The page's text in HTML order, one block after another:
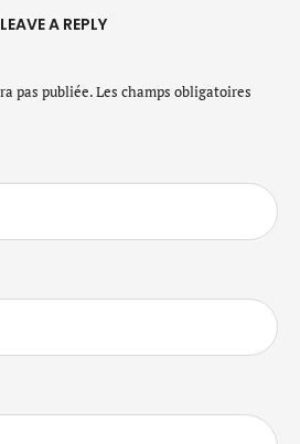
LEAVE A REPLY
pas publiée.Les champs obligatoires